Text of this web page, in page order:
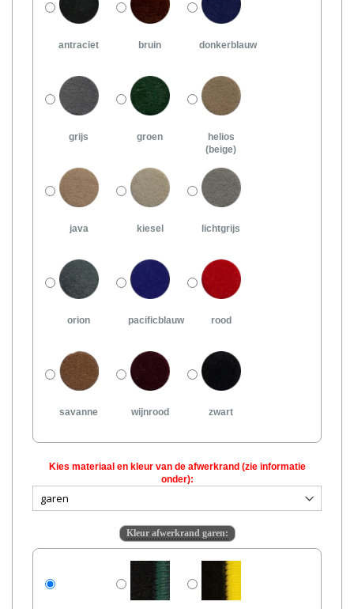
antraciet bruin donkerblauw
grijs groen
helios
(beige)
java kiesel lichtgrijs
orion pacificblauw rood
savanne wijnrood zwart
Kies materiaal en kleur van de afwerkrand (zie informatie
onder):
Kleur afwerkrand garen: